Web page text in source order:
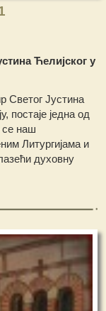
Ћелијског у
Светог Јустина
постаје једна од
се наш
Литургијама и
духовну